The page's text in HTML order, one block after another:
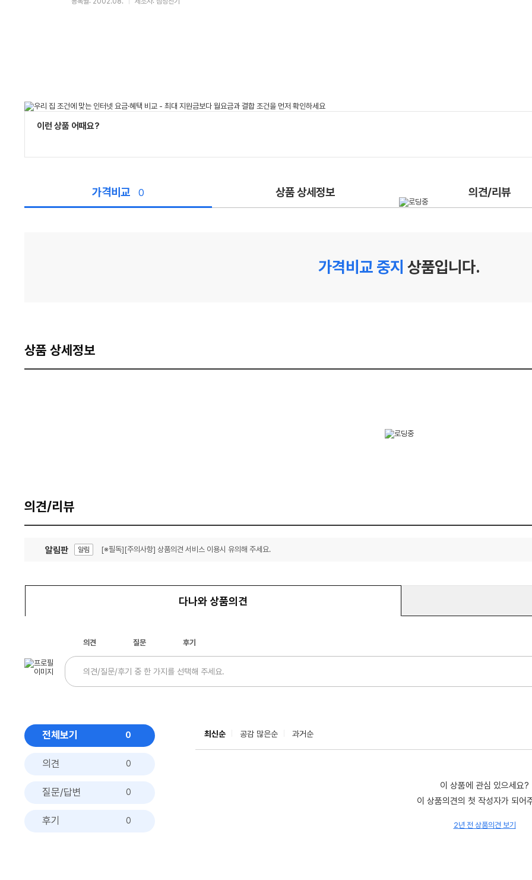
이런 상품 어때요?
가격비교 0 상품 상세정보 의견/리뷰
가격비교 중지 상품입니다.
상품 상세정보
의견/리뷰
알림판 알림 [※필독][주의사항] 상품의견 서비스 이용시 유의해 주세요.
다나와 상품의견
의견 질문 후기
전체보기 0
의견 0
질문/답변 0
후기 0
최신순 공감 많은순 과거순
이 상품에 관심 있으세요?
이 상품의견의 첫 작성자가 되어
2년 전 상품의견 보기